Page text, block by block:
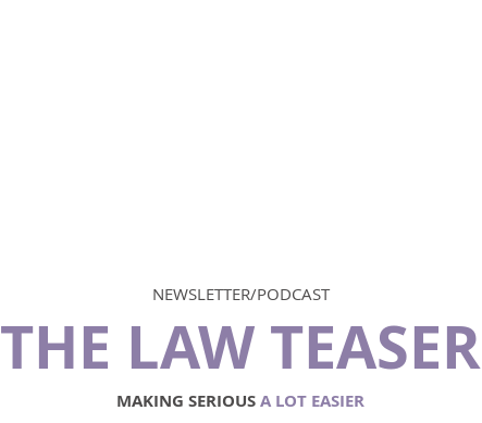
NEWSLETTER/PODCAST
THE LAW TEASER
MAKING SERIOUSA LOT EASIER